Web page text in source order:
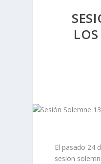
El pasado 24
sesión